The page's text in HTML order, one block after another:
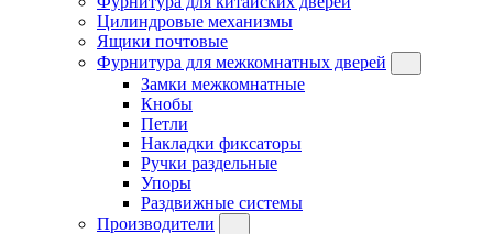
Цилиндровые механизмы
Ящики почтовые
Фурнитура для межкомнатных дверей
Замки межкомнатные
Кнобы
Петли
Накладки фиксаторы
Ручки раздельные
Упоры
Раздвижные системы
Производители